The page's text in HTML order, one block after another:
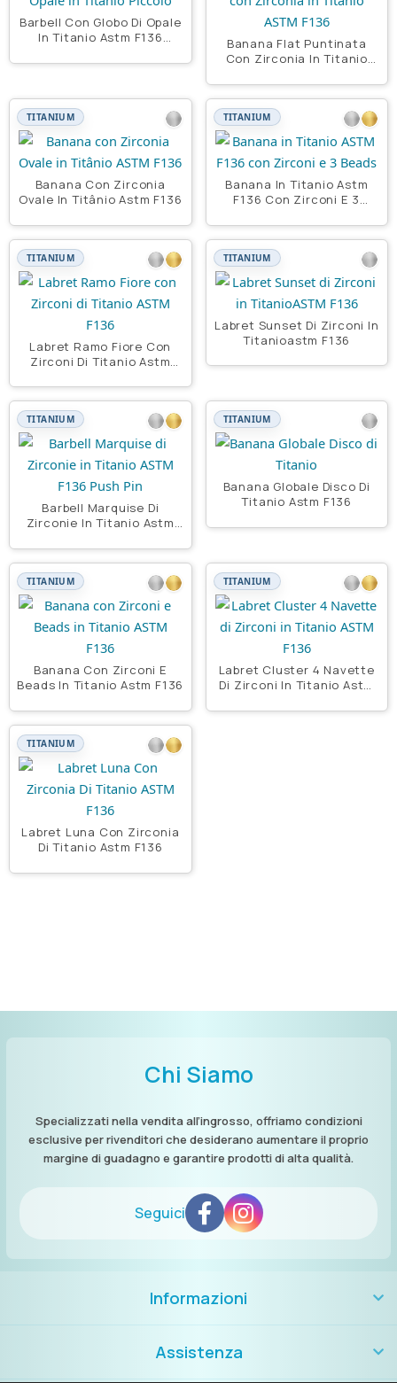
Barbell Con Globo Di Opale
In Titanio Astm F136
Banana Flat Puntinata
Con Zirconia In Titanio
TITANIUM
Banana Con Zirconia
Ovale In Titânio Astm F136
TITANIUM
Banana In Titanio Astm
F136 Con Zirconi E 3
TITANIUM
Labret Ramo Fiore Con
Zirconi Di Titanio Astm
TITANIUM
Labret Sunset Di Zirconi In
Titanioastm F136
TITANIUM
Barbell Marquise Di
Zirconie In Titanio Astm
TITANIUM
Banana Globale Disco Di
Titanio Astm F136
TITANIUM
Banana Con Zirconi E
Beads In Titanio Astm F136
TITANIUM
Labret Cluster 4 Navette
Di Zirconi In Titanio Astm
TITANIUM
Labret Luna Con Zirconia
Di Titanio Astm F136
Chi Siamo
Specializzati nella vendita all’ingrosso, offriamo condizioni
esclusive per rivenditori che desiderano aumentare il proprio
margine di guadagno e garantire prodotti di alta qualità.
Seguici
Informazioni
Assistenza